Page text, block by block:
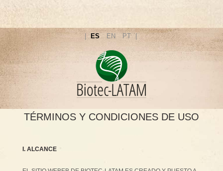
ES EN PT
PRIVACY POLICY
TÉRMINOS Y CONDICIONES DE USO
I. ALCANCE